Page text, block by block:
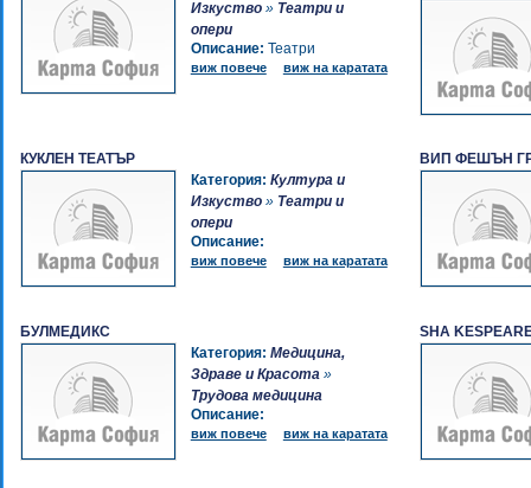
Изкуство» Театри и
опери
Описание: Театри
виж повече виж на каратата
КУКЛЕН ТЕАТЪР
Категория: Култура и
Изкуство» Театри и
опери
Описание:
виж повече виж на каратата
ВИП ФЕШЪН
БУЛМЕДИКС
Категория: Медицина,
Здраве и Красота»
Трудова медицина
Описание:
виж повече виж на каратата
SHA